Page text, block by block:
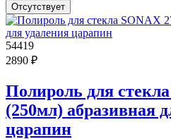
Отсутствует
54419
2890 ₽
Полироль для
(250мл) абразивная
царапин